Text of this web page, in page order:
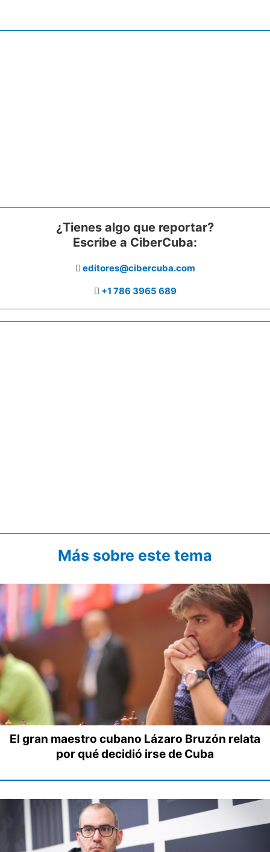
¿Tienes algo que reportar?
Escribe a CiberCuba:
editores@cibercuba.com
+1 786 3965 689
Más sobre este tema
El gran maestro cubano Lázaro Bruzón relata
por qué decidió irse de Cuba